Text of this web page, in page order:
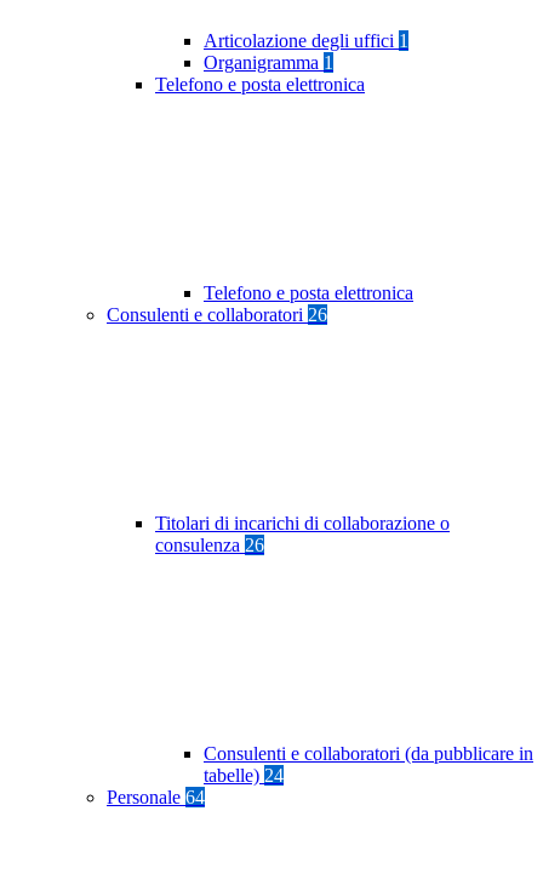
Articolazione degli uffici 1
Organigramma 1
Telefono e posta elettronica
Telefono e posta elettronica
Consulenti e collaboratori 26
Titolari di incarichi di collaborazione o
consulenza 26
Consulenti e collaboratori (da pubblicare in
tabelle) 24
Personale 64